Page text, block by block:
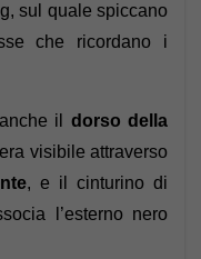
sul quale spiccano
che ricordano i
il dorso della
visibile attraverso
, e il cinturino di
l’esterno nero